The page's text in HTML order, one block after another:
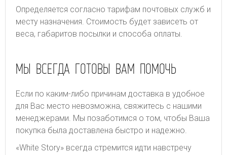
Определяется согласно тарифам почтовых служб и
месту назначения. Стоимость будет зависеть от
веса, габаритов посылки и способа оплаты.
МЫ ВСЕГДА ГОТОВЫ ВАМ ПОМОЧЬ
Если по каким-либо причинам доставка в удобное
для Вас место невозможна, свяжитесь с нашими
менеджерами. Мы позаботимся о том, чтобы Ваша
покупка была доставлена быстро и надежно.
«White Story» всегда стремится идти навстречу